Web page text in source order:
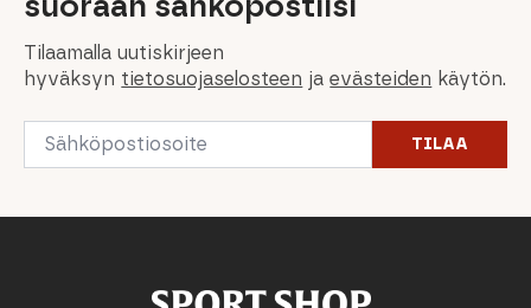
Tilaamalla uutiskirjeen
hyväksyn tietosuojaselosteen jaevästeiden käytön.
Email
TILAA